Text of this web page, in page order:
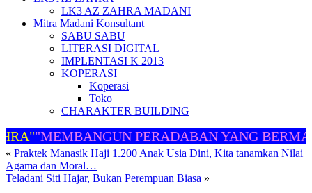
LK3 AZ ZAHRA MADANI
Mitra Madani Konsultant
SABU SABU
LITERASI DIGITAL
IMPLENTASI K 2013
KOPERASI
Koperasi
Toko
CHARAKTER BUILDING
"MEMBANGUN PERADABAN YANG
« Praktek Manasik Haji 1.200 Anak Usia Dini, Kita tanamkan Nilai
Agama dan Moral…
Teladani Siti Hajar, Bukan Perempuan Biasa »